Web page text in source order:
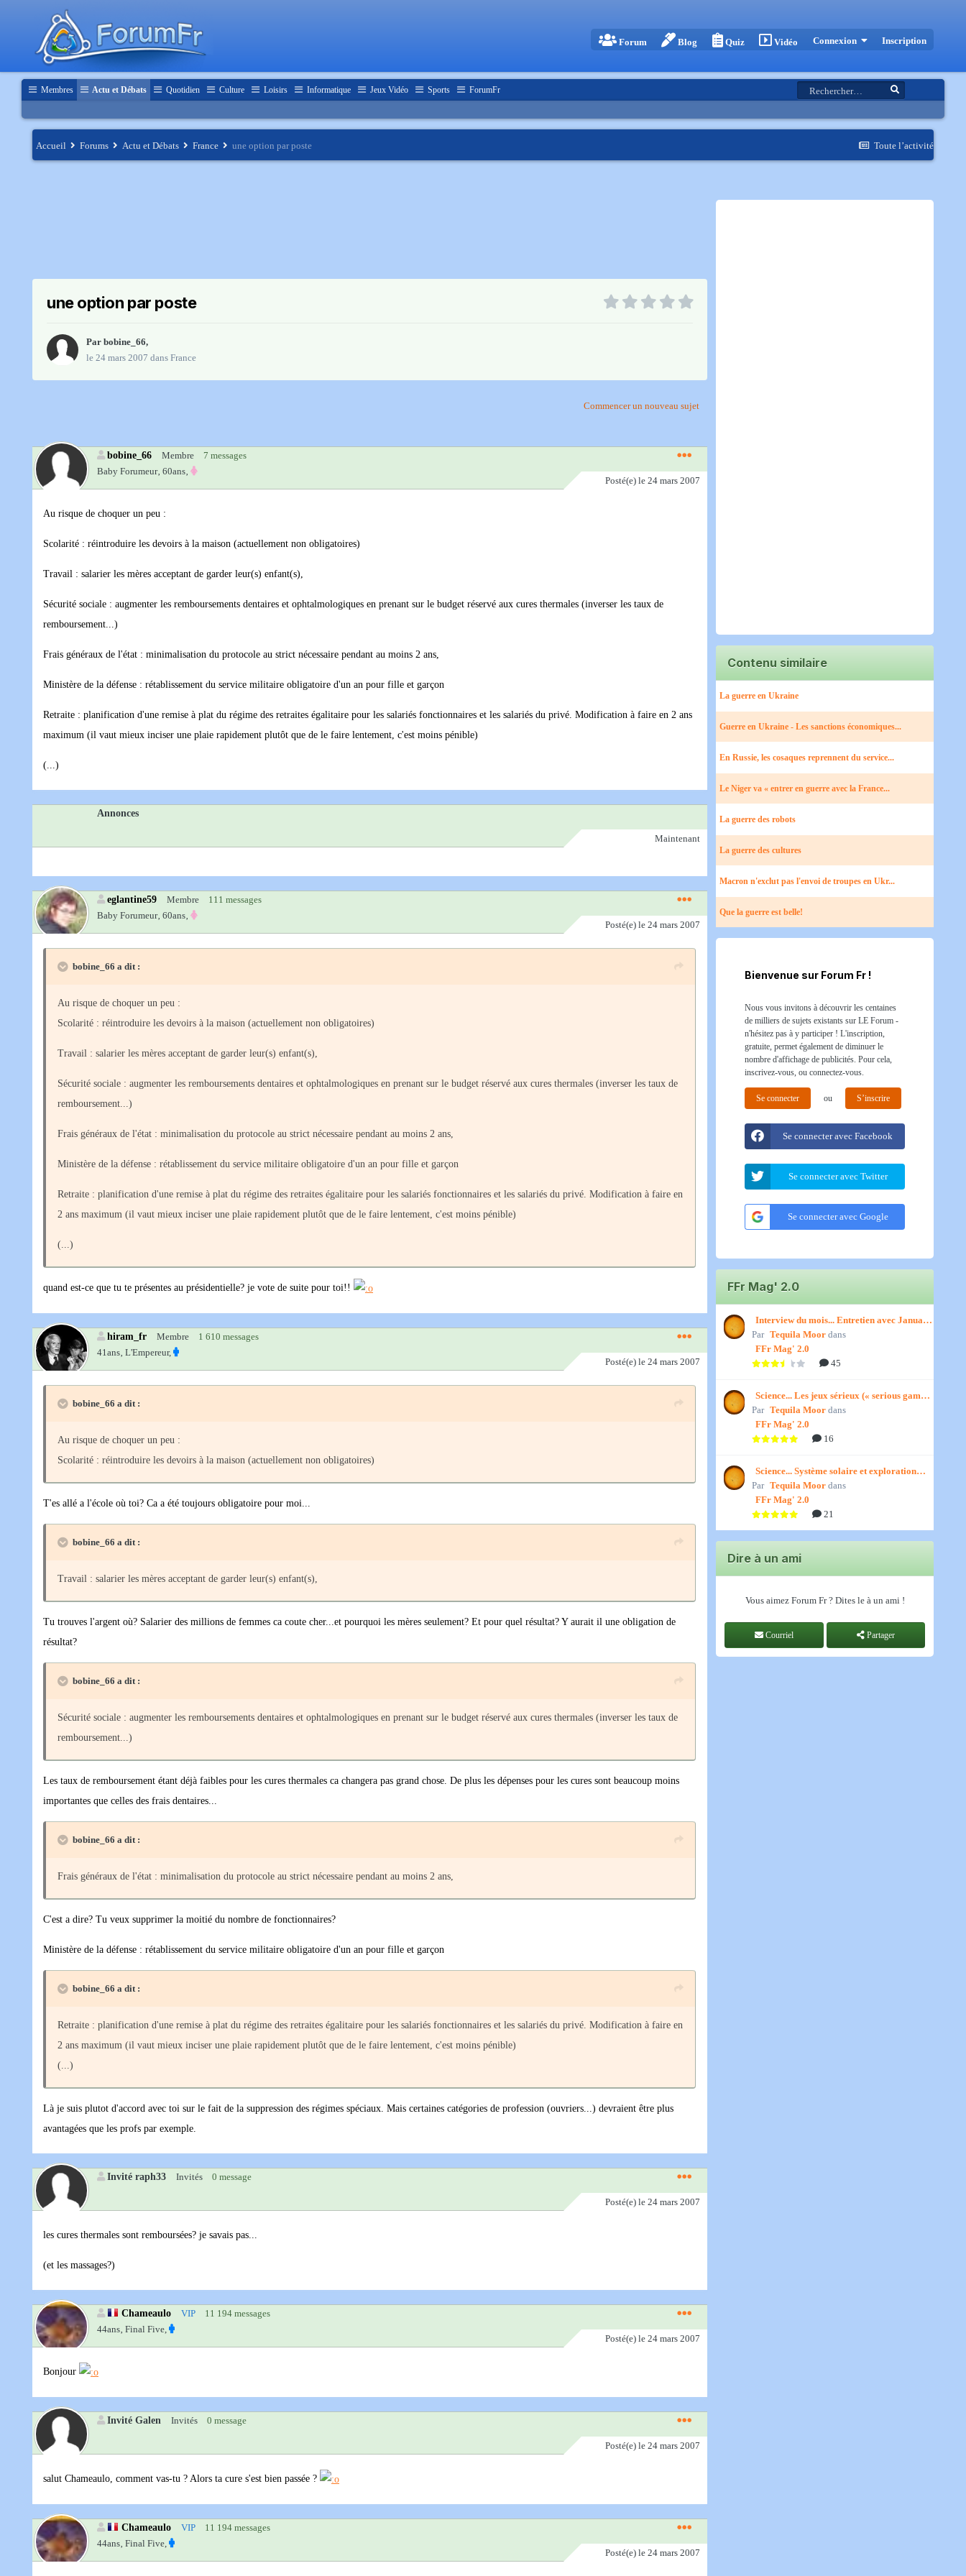
Forum Blog Quiz Vidéo Connexion Inscription
Membres Actu et Débats Quotidien Culture Loisirs Informatique Jeux Vidéo Sports ForumFr
Toute l’activité
Accueil Forums Actu et Débats France une option par poste
une option par poste
Par bobine_66,
le 24 mars 2007 dans France
Commencer un nouveau sujet
bobine_66 Membre
7 messages
Baby Forumeur‚ 60ans‚
Posté(e) le 24 mars 2007
Au risque de choquer un peu :
Scolarité : réintroduire les devoirs à la maison (actuellement non obligatoires)
Travail : salarier les mères acceptant de garder leur(s) enfant(s),
Sécurité sociale : augmenter les remboursements dentaires et ophtalmologiques en prenant sur le budget réservé aux cures thermales (inverser les taux de
remboursement...)
Frais généraux de l'état : minimalisation du protocole au strict nécessaire pendant au moins 2 ans,
Ministère de la défense : rétablissement du service militaire obligatoire d'un an pour fille et garçon
Retraite : planification d'une remise à plat du régime des retraites égalitaire pour les salariés fonctionnaires et les salariés du privé. Modification à faire en 2 ans
maximum (il vaut mieux inciser une plaie rapidement plutôt que de le faire lentement, c'est moins pénible)
(...)
Annonces
Maintenant
eglantine59 Membre
111 messages
Baby Forumeur‚ 60ans‚
Posté(e) le 24 mars 2007
bobine_66 a dit :
Au risque de choquer un peu :
Scolarité : réintroduire les devoirs à la maison (actuellement non obligatoires)
Travail : salarier les mères acceptant de garder leur(s) enfant(s),
Sécurité sociale : augmenter les remboursements dentaires et ophtalmologiques en prenant sur le budget réservé aux cures thermales (inverser les taux de
remboursement...)
Frais généraux de l'état : minimalisation du protocole au strict nécessaire pendant au moins 2 ans,
Ministère de la défense : rétablissement du service militaire obligatoire d'un an pour fille et garçon
Retraite : planification d'une remise à plat du régime des retraites égalitaire pour les salariés fonctionnaires et les salariés du privé. Modification à faire en
2 ans maximum (il vaut mieux inciser une plaie rapidement plutôt que de le faire lentement, c'est moins pénible)
(...)
quand est-ce que tu te présentes au présidentielle? je vote de suite pour toi!!
hiram_fr Membre
1 610 messages
41ans‚ L'Empereur,
Posté(e) le 24 mars 2007
bobine_66 a dit :
Au risque de choquer un peu :
Scolarité : réintroduire les devoirs à la maison (actuellement non obligatoires)
T'es allé a l'école où toi? Ca a été toujours obligatoire pour moi...
bobine_66 a dit :
Travail : salarier les mères acceptant de garder leur(s) enfant(s),
Tu trouves l'argent où? Salarier des millions de femmes ca coute cher...et pourquoi les mères seulement? Et pour quel résultat? Y aurait il une obligation de
résultat?
bobine_66 a dit :
Sécurité sociale : augmenter les remboursements dentaires et ophtalmologiques en prenant sur le budget réservé aux cures thermales (inverser les taux de
remboursement...)
Les taux de remboursement étant déjà faibles pour les cures thermales ca changera pas grand chose. De plus les dépenses pour les cures sont beaucoup moins
importantes que celles des frais dentaires...
bobine_66 a dit :
Frais généraux de l'état : minimalisation du protocole au strict nécessaire pendant au moins 2 ans,
C'est a dire? Tu veux supprimer la moitié du nombre de fonctionnaires?
Ministère de la défense : rétablissement du service militaire obligatoire d'un an pour fille et garçon
bobine_66 a dit :
Retraite : planification d'une remise à plat du régime des retraites égalitaire pour les salariés fonctionnaires et les salariés du privé. Modification à faire en
2 ans maximum (il vaut mieux inciser une plaie rapidement plutôt que de le faire lentement, c'est moins pénible)
(...)
Là je suis plutot d'accord avec toi sur le fait de la suppression des régimes spéciaux. Mais certaines catégories de profession (ouvriers...) devraient être plus
avantagées que les profs par exemple.
Invité raph33 Invités 0 message
Posté(e) le 24 mars 2007
les cures thermales sont remboursées? je savais pas...
(et les massages?)
Chameaulo VIP
11 194 messages
44ans‚ Final Five,
Posté(e) le 24 mars 2007
Bonjour
Invité Galen Invités 0 message
Posté(e) le 24 mars 2007
salut Chameaulo, comment vas-tu ? Alors ta cure s'est bien passée ?
Chameaulo VIP
11 194 messages
44ans‚ Final Five,
Posté(e) le 24 mars 2007
Contenu similaire
La guerre en Ukraine
Guerre en Ukraine - Les sanctions économiques...
En Russie, les cosaques reprennent du service...
Le Niger va « entrer en guerre avec la France...
La guerre des robots
La guerre des cultures
Macron n'exclut pas l'envoi de troupes en Ukr...
Que la guerre est belle!
Bienvenue sur Forum Fr !
Nous vous invitons à découvrir les centaines
de milliers de sujets existants sur LE Forum -
n'hésitez pas à y participer ! L'inscription,
gratuite, permet également de diminuer le
nombre d'affichage de publicités. Pour cela,
inscrivez-vous, ou connectez-vous.
Se connecter ou S’inscrire
Se connecter avec Facebook
Se connecter avec Twitter
Se connecter avec Google
FFr Mag' 2.0
Interview du mois... Entretien avec January,
par Titenath
Par Tequila Moor dans
FFr Mag' 2.0
45
Science... Les jeux sérieux (« serious games
») par Jedino
Par Tequila Moor dans
FFr Mag' 2.0
16
Science... Système solaire et exploration
spatiale, par Jedino
Par Tequila Moor dans
FFr Mag' 2.0
21
Dire à un ami
Vous aimez Forum Fr ? Dites le à un ami !
Courriel Partager